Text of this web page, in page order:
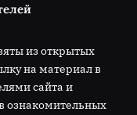
из открытых
на материал в
сайта и
ознакомительных